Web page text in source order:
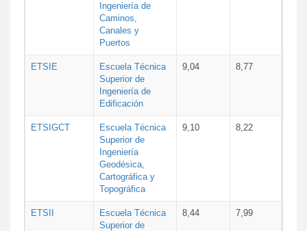
Ingeniería de
Caminos,
Canales y
Puertos
ETSIE
Escuela Técnica
Superior de
Ingeniería de
Edificación
9,04 8,77
ETSIGCT
Escuela Técnica
Superior de
Ingeniería
Geodésica,
Cartográfica y
Topográfica
9,10 8,22
ETSII
Escuela Técnica
Superior de
8,44 7,99